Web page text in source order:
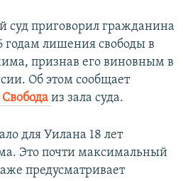
суд приговорил гражданина
годам лишения свободы в
признав его виновным в
Об этом сообщает
из зала суда.
для Уилана 18 лет
Это почти максимальный
предусматривает